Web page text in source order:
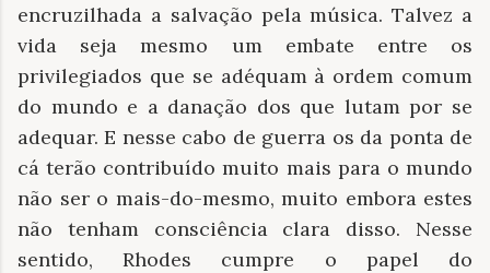
encruzilhada a salvação pela música. Talvez a
vida seja mesmo um embate entre os
privilegiados que se adéquam à ordem comum
do mundo e a danação dos que lutam por se
adequar. E nesse cabo de guerra os da ponta de
cá terão contribuído muito mais para o mundo
não ser o mais-do-mesmo, muito embora estes
não tenham consciência clara disso. Nesse
sentido, Rhodes cumpre o papel do